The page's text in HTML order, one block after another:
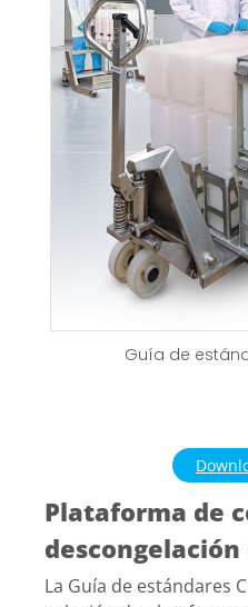
Guía de
Plataforma de
La Guía de estándares